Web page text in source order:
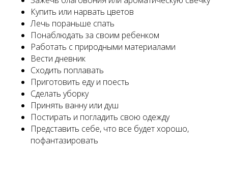
Купить или нарвать цветов
Лечь пораньше спать
Понаблюдать за своим ребенком
Работать с природными материалами
Вести дневник
Сходить поплавать
Приготовить еду и поесть
Сделать уборку
Принять ванну или душ
Постирать и погладить свою одежду
Представить себе, что все будет хорошо,
пофантазировать